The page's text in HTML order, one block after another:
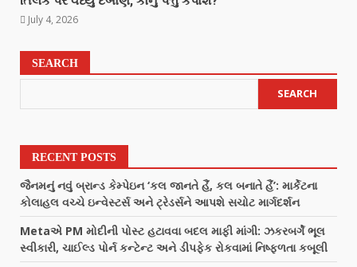
July 4, 2026
SEARCH
SEARCH
RECENT POSTS
જૈનમનું નવું બ્રાન્ડ કેમ્પેઇન ‘કલ જાનતે હૈં, કલ બનાતે હૈં’: માર્કેટના
કોલાહલ વચ્ચે ઇન્વેસ્ટર્સ અને ટ્રેડર્સને આપશે સચોટ માર્ગદર્શન
Metaએ PM મોદીની પોસ્ટ હટાવવા બદલ માફી માંગી: ઝકરબર્ગે ભૂલ
સ્વીકારી, ચાઈલ્ડ પોર્ન કન્ટેન્ટ અને ડીપફેક રોકવામાં નિષ્ફળતા કબૂલી